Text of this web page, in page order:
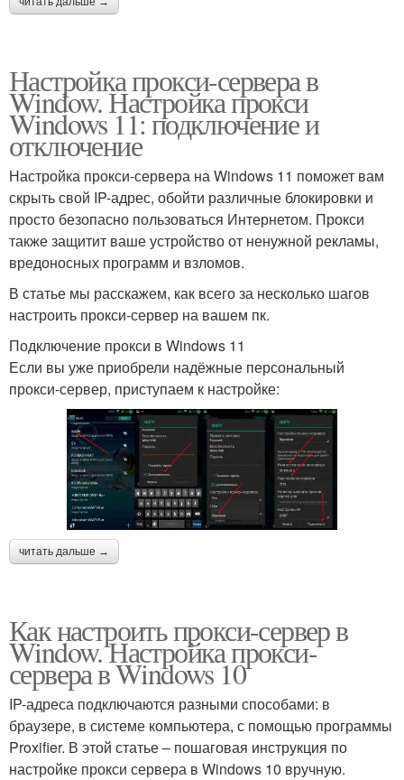
Настройка прокси-сервера в
Window. Настройка прокси
Windows 11: подключение и
отключение
Настройка прокси-сервера на Windows 11 поможет вам
скрыть свой IP-адрес, обойти различные блокировки и
просто безопасно пользоваться Интернетом. Прокси
также защитит ваше устройство от ненужной рекламы,
вредоносных программ и взломов.
В статье мы расскажем, как всего за несколько шагов
настроить прокси-сервер на вашем пк.
Подключение прокси в Windows 11
Если вы уже приобрели надёжные персональный
прокси-сервер, приступаем к настройке:
читать дальше →
Как настроить прокси-сервер в
Window. Настройка прокси-
сервера в Windows 10
IP-адреса подключаются разными способами: в
браузере, в системе компьютера, с помощью программы
Proxifier. В этой статье – пошаговая инструкция по
настройке прокси сервера в Windows 10 вручную.